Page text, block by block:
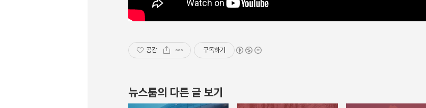
공감 구독하기
뉴스룸의 다른 글 보기